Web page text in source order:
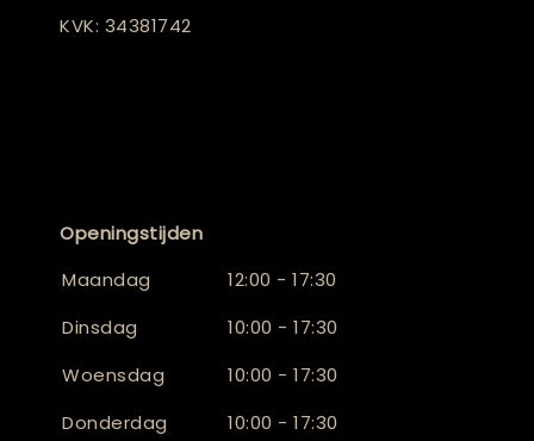
KVK: 34381742
Openingstijden
Maandag
12:00 - 17:30
Dinsdag
10:00 - 17:30
Woensdag
10:00 - 17:30
Donderdag
10:00 - 17:30